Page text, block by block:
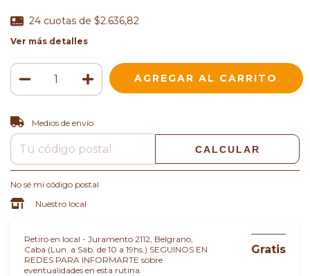
24 cuotas de $2.636,82
Ver más detalles
Entregas para el CP:
Medios de envío
CALCULAR
No sé mi código postal
Nuestro local
Retiro en local - Juramento 2112, Belgrano,
Caba (Lun. a Sáb. de 10 a 19hs.) SEGUINOS EN
REDES PARA INFORMARTE sobre
eventualidades en esta rutina.
Gratis